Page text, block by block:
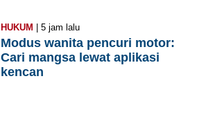
HUKUM | 5 jam lalu
Modus wanita pencuri motor:
Cari mangsa lewat aplikasi
kencan